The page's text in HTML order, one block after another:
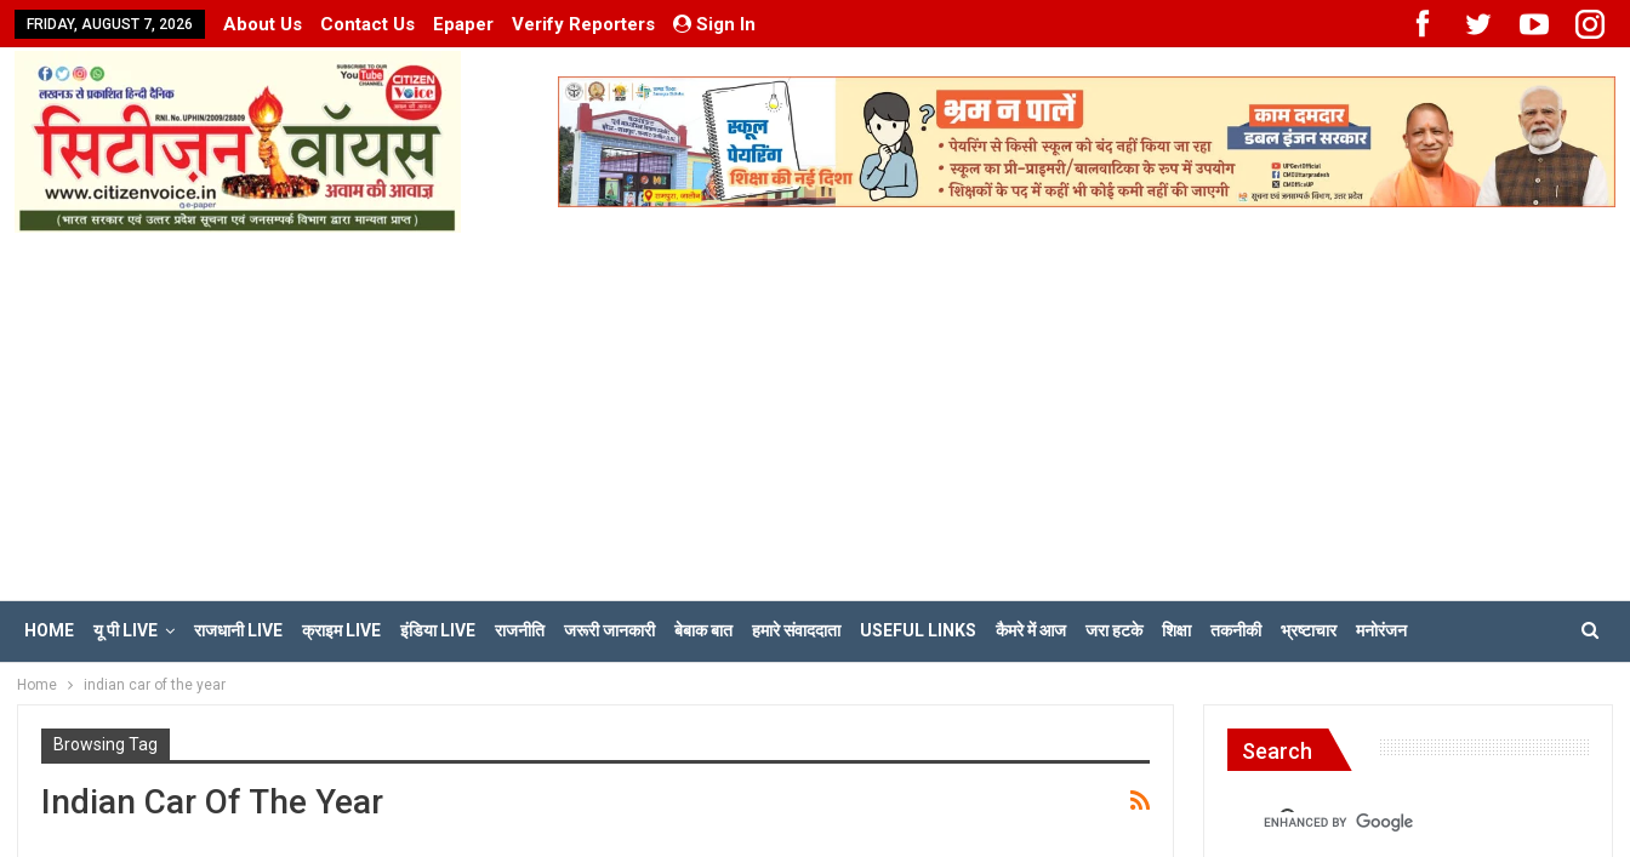
FRIDAY, AUGUST 7, 2026 About Us Contact Us Epaper Verify Reporters Sign In
HOME यू पी LIVE राजधानी LIVE क्राइम LIVE इंडिया LIVE राजनीति जरूरी जानकारी बेबाक बात हमारे संवाददाता USEFUL LINKS कैमरे में आज जरा हटके शिक्षा तकनीकी भ्रष्टाचार मनोरंजन
Home indian car of the year
Browsing Tag
Indian Car Of The Year
Search